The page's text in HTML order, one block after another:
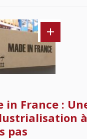
in France :
à
pas